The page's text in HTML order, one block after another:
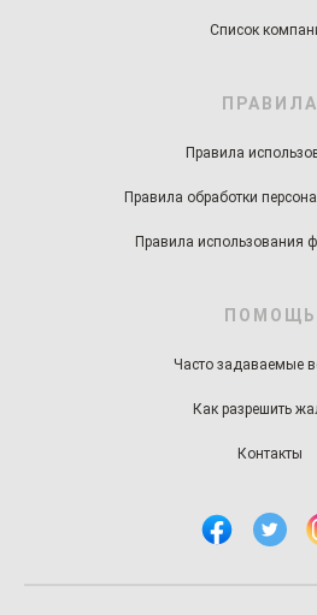
Список
ПРАВИЛА
Правила
Правила обработки
Правила использования
ПОМОЩЬ
Часто задаваемые
Как разрешить
Контакты